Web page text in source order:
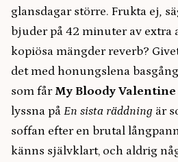
glansdagar större. Frukta ej,
bjuder på 42 minuter av extra
kopiösa mängder reverb?
det med honungslena
som fårMy Bloody Valentine
lyssna på En sista räddning är
soffan efter en brutal
känns självklart, och aldrig